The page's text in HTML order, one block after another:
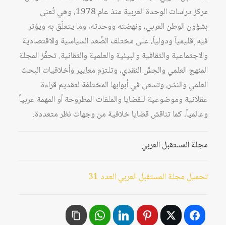
مركز دراسات الوحدة العربية منذ عام 1978، وهي تُعنى
بشؤون الوطن العربي، ونهضته ووحدته، وما يتعلّق به ويؤثر
فيه إقليمياً ودولياً، على مختلف الصُّعد السياسية والاقتصادية
والاجتماعية والثقافية والبيئية والعلمية والتقانية. تحفِّز المجلة
المنهج العلمي والحِسَّ النقدي، وتلتزم معايير وأخلاقيات البحث
العلمي والنشر، وتسعى في أبوابها المختلفة لتقديم قراءة
عقلانية وموضوعية للقضايا والملفات المطروحة أو المهمة عربياً
وعالمياً، كما تناقش قضايا خلافية من وجهات نظر متعددة.
مجلة المستقبل العربي
تحميل مجلة المستقبل العربي العدد 31